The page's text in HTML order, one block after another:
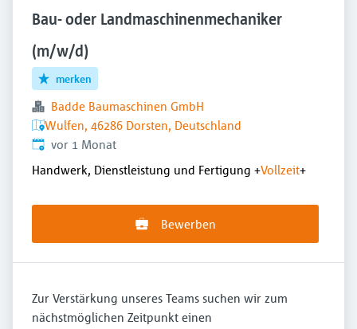
Bau- oder Landmaschinenmechaniker
(m/w/d)
merken
Badde Baumaschinen GmbH
Wulfen, 46286 Dorsten, Deutschland
Veröffentlicht:
vor 1 Monat
Handwerk, Dienstleistung und Fertigung +Vollzeit+
Bewerben
Zur Verstärkung unseres Teams suchen wir zum
nächstmöglichen Zeitpunkt einen